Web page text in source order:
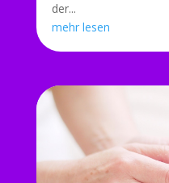
der...
mehr lesen